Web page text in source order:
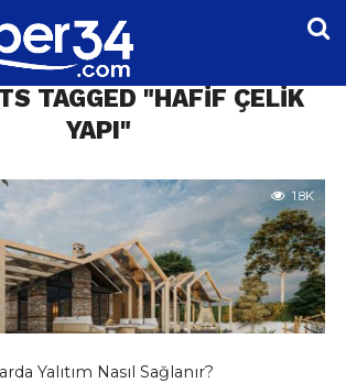
TAGGED "HAFIF ÇELIK
YAPI"
1.8K
Yalıtım Nasıl Sağlanır?